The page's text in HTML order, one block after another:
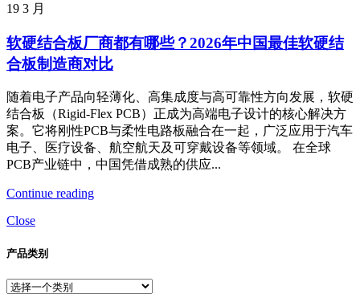
19 3 月
软硬结合板厂商都有哪些？2026年中国最佳软硬结
合板制造商对比
随着电子产品向轻薄化、高集成度与高可靠性方向发展，软硬
结合板（Rigid-Flex PCB）正成为高端电子设计的核心解决方
案。它将刚性PCB与柔性电路板融合在一起，广泛应用于汽车
电子、医疗设备、航空航天及可穿戴设备等领域。 在全球
PCB产业链中，中国凭借成熟的供应...
Continue reading
Close
产品类别